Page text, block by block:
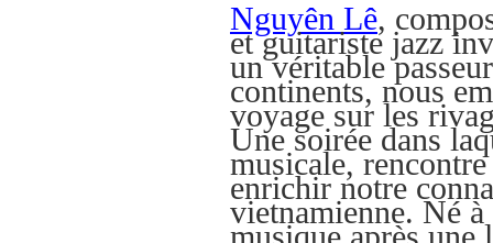
Nguyên Lê,
et guitariste jazz
un véritable
continents, nous
voyage sur les
Une soirée dans
musicale,
enrichir notre
vietnamienne. Né